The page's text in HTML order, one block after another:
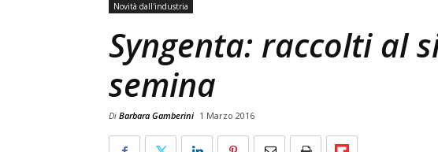
Novità dall'industria
Syngenta: raccolti al
semina
Di Barbara Gamberini 1 Marzo 2016